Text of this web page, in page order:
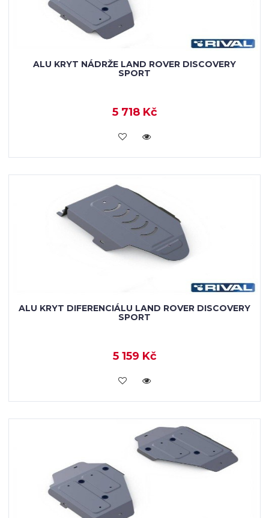
ALU KRYT NÁDRŽE LAND ROVER DISCOVERY
SPORT
5 718 Kč
KOUPIT
ALU KRYT DIFERENCIÁLU LAND ROVER DISCOVERY
SPORT
5 159 Kč
KOUPIT